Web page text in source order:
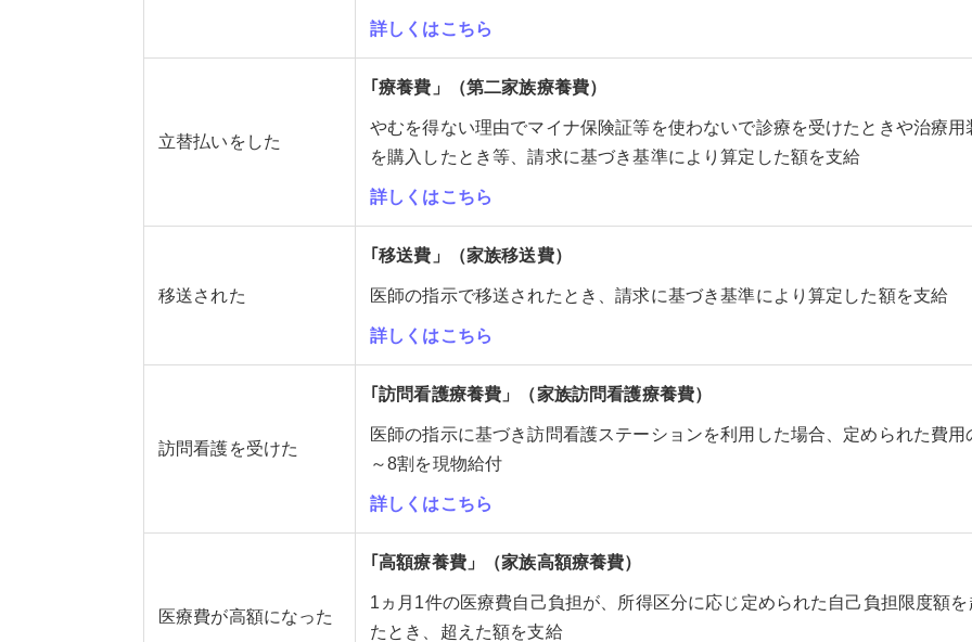
詳しくはこちら
立替払いをした
｢療養費」（第二家族療養費）
やむを得ない理由でマイナ保険証等を使わないで診療を受けたときや治療用
を購入したとき等、請求に基づき基準により算定した額を支給
詳しくはこちら
移送された
｢移送費」（家族移送費）
医師の指示で移送されたとき、請求に基づき基準により算定した額を支給
詳しくはこちら
訪問看護を受けた
｢訪問看護療養費」（家族訪問看護療養費）
医師の指示に基づき訪問看護ステーションを利用した場合、定められた費用
～8割を現物給付
詳しくはこちら
医療費が高額になった
｢高額療養費」（家族高額療養費）
1ヵ月1件の医療費自己負担が、所得区分に応じ定められた自己負担限度額を
たとき、超えた額を支給